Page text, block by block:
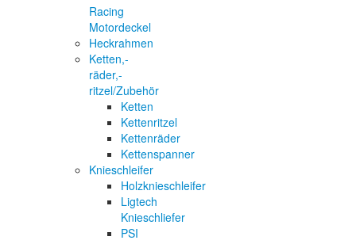
Racing
Motordeckel
Heckrahmen
Ketten,-
räder,-
ritzel/Zubehör
Ketten
Kettenritzel
Kettenräder
Kettenspanner
Knieschleifer
Holzknieschleifer
Ligtech
Knieschliefer
PSI